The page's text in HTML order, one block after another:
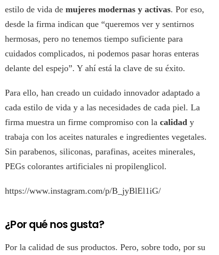
estilo de vida de mujeres modernas y activas. Por eso,
desde la firma indican que “queremos ver y sentirnos
hermosas, pero no tenemos tiempo suficiente para
cuidados complicados, ni podemos pasar horas enteras
delante del espejo”. Y ahí está la clave de su éxito.
Para ello, han creado un cuidado innovador adaptado a
cada estilo de vida y a las necesidades de cada piel. La
firma muestra un firme compromiso con la calidad y
trabaja con los aceites naturales e ingredientes vegetales.
Sin parabenos, siliconas, parafinas, aceites minerales,
PEGs colorantes artificiales ni propilenglicol.
https://www.instagram.com/p/B_jyBlEl1iG/
¿Por qué nos gusta?
Por la calidad de sus productos. Pero, sobre todo, por su